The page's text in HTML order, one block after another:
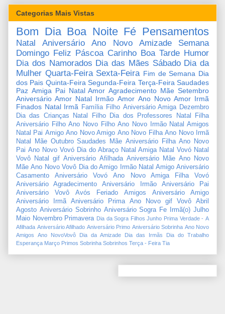
Categorias Mais Vistas
Bom Dia Boa Noite Fé Pensamentos
Natal Aniversário Ano Novo Amizade
Semana
Domingo Feliz Páscoa Carinho Boa Tarde Humor
Dia dos Namorados Dia das Mães Sábado Dia da
Mulher Quarta-Feira Sexta-Feira Fim de Semana Dia
dos Pais Quinta-Feira Segunda-Feira Terça-Feira Saudades
Paz Amiga Pai Natal Amor Agradecimento Mãe Setembro
Aniversário Amor Natal Irmão Amor Ano Novo Amor Irmã
Finados Natal Irmã Família Filho Aniversário Amiga Dezembro
Dia das Crianças
Natal Filho Dia dos Professores
Natal Filha
Aniversário Filho Ano Novo Filho Ano Novo Irmão Natal Amigos
Natal Pai Amigo Ano Novo Amigo Ano Novo Filha Ano Novo Irmã
Natal Mãe Outubro Saudades Mãe Aniversário Filha Ano Novo
Pai Ano Novo Vovó Dia do Abraço Natal Amiga Natal Vovó Natal
Vovô
Natal gif Aniversário Afilhada Aniversário Mãe Ano Novo
Mãe Ano Novo Vovô Dia do Amigo Irmão Natal Amigo Aniversário
Casamento
Aniversário Vovó Ano Novo Amiga Filha
Vovó
Aniversário Agradecimento
Aniversário Irmão
Aniversário Pai
Aniversário Vovô
Avós Feriado Amigos
Aniversário Amigo
Aniversário Irmã
Aniversário Prima Ano Novo gif Vovô
Abril
Agosto Aniversário Sobrinho Aniversário Sogra Fe Irmã(o) Julho
Maio Novembro Primavera Dia da Sogra Filhos Junho Prima Verdade - A
Afilhada Aniversário Afilhado Aniversário Primo Aniversário Sobrinha Ano Novo
Amigos
Ano NovoVovô Dia da Amizade Dia das Irmãs
Dia do Trabalho
Esperança Março Primos Sobrinha Sobrinhos Terça - Feira Tia